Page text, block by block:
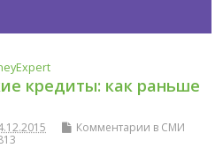
кредиты: как раньше
Комментарии в СМИ